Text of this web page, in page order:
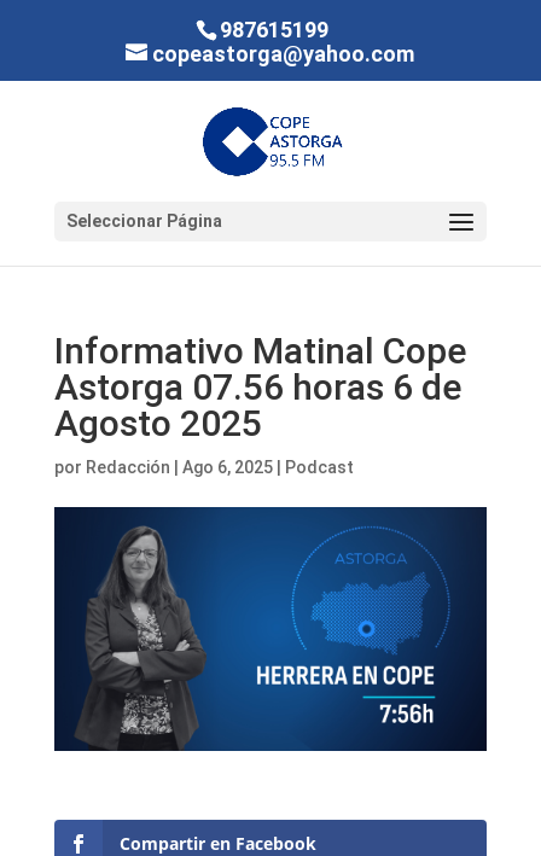
987615199
copeastorga@yahoo.com
Seleccionar Página
Informativo Matinal Cope
Astorga 07.56 horas 6 de
Agosto 2025
por Redacción Ago 6, 2025| Podcast
Compartir en Facebook